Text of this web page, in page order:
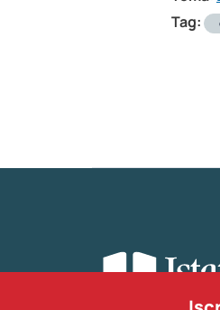
Tag: